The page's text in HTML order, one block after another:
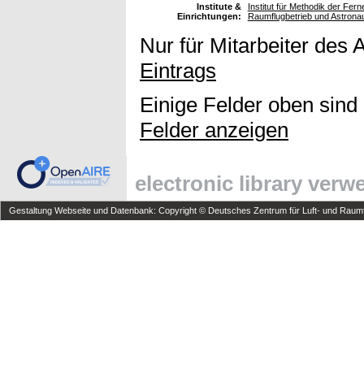
Institute &
Einrichtungen:
Institut für Methodik der
Raumflugbetrieb und
Nur für Mitarbeiter des
Eintrags
Einige Felder oben
Felder anzeigen
electronic library
Gestaltung Webseite und Datenbank: Copyright © Deutsches Zentrum für Luft- und